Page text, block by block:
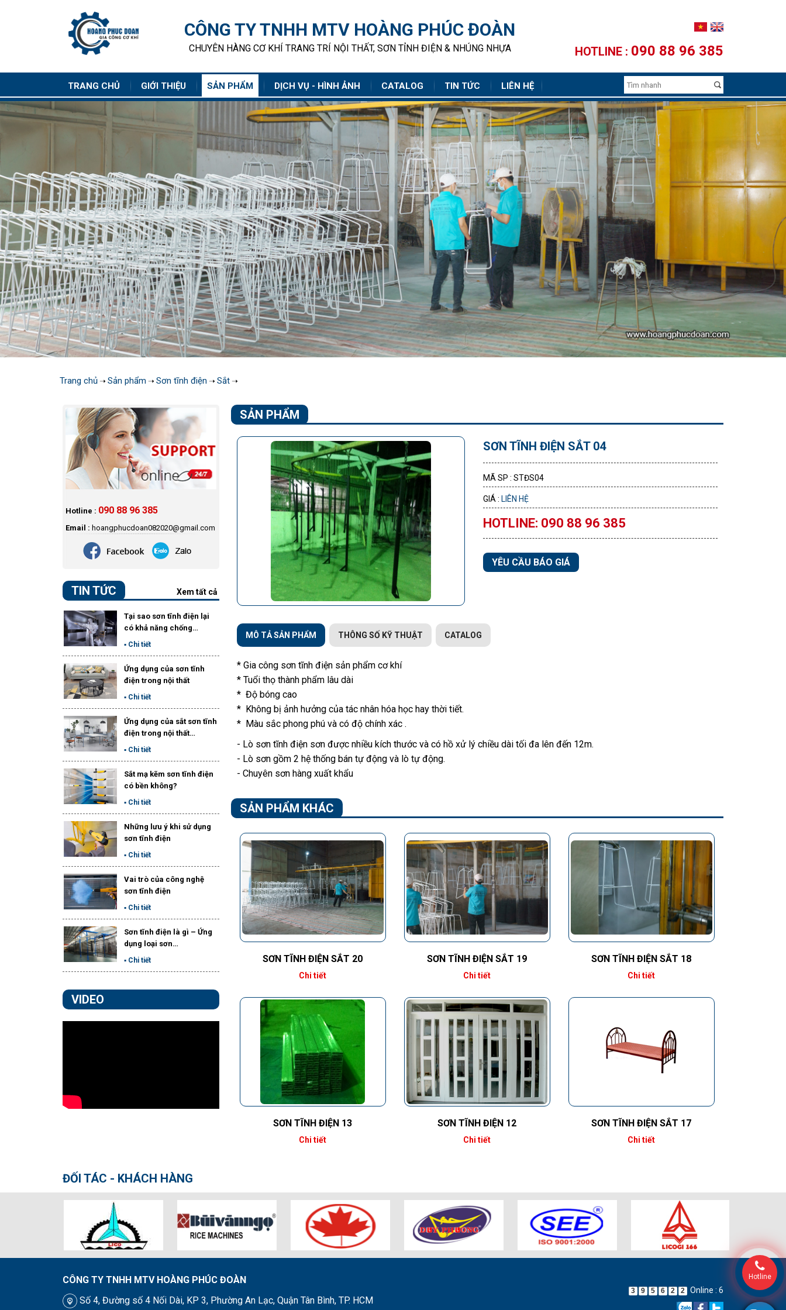
CÔNG TY TNHH MTV HOÀNG PHÚC ĐOÀN
CHUYÊN HÀNG CƠ KHÍ TRANG TRÍ NỘI THẤT, SƠN TỈNH ĐIỆN & NHÚNG NHỰA HOTLINE : 090 88 96 385
TRANG CHỦ GIỚI THIỆU SẢN PHẨM DỊCH VỤ - HÌNH ẢNH CATALOG TIN TỨC LIÊN HỆ
Trang chủ ➝ Sản phẩm ➝ Sơn tĩnh điện ➝ Sắt ➝
Hotline : 090 88 96 385
Email : hoangphucdoan082020@gmail.com
TIN TỨC Xem tất cả
Tại sao sơn tĩnh điện lại
có khả năng chống…
▪ Chi tiết
Ứng dụng của sơn tĩnh
điện trong nội thất
▪ Chi tiết
Ứng dụng của sắt sơn tĩnh
điện trong nội thất…
▪ Chi tiết
Sắt mạ kẽm sơn tĩnh điện
có bền không?
▪ Chi tiết
Những lưu ý khi sử dụng
sơn tĩnh điện
▪ Chi tiết
Vai trò của công nghệ
sơn tĩnh điện
▪ Chi tiết
Sơn tĩnh điện là gì – Ứng
dụng loại sơn…
▪ Chi tiết
VIDEO
SẢN PHẨM
SƠN TĨNH ĐIỆN SẮT 04
MÃ SP : STĐS04
GIÁ : LIÊN HỆ
HOTLINE: 090 88 96 385
YÊU CẦU BÁO GIÁ
MÔ TẢ SẢN PHẨM THÔNG SỐ KỸ THUẬT CATALOG
* Gia công sơn tĩnh điện sản phẩm cơ khí
* Tuổi thọ thành phẩm lâu dài
* Độ bóng cao
* Không bị ảnh hưởng của tác nhân hóa học hay thời tiết.
* Màu sắc phong phú và có độ chính xác .
- Lò sơn tĩnh điện sơn được nhiều kích thước và có hồ xử lý chiều dài tối đa lên đến 12m.
- Lò sơn gồm 2 hệ thống bán tự động và lò tự động.
- Chuyên sơn hàng xuất khẩu
SẢN PHẨM KHÁC
SƠN TĨNH ĐIỆN SẮT 20
Chi tiết
SƠN TĨNH ĐIỆN SẮT 19
Chi tiết
SƠN TĨNH ĐIỆN SẮT 18
Chi tiết
SƠN TĨNH ĐIỆN 13
Chi tiết
SƠN TĨNH ĐIỆN 12
Chi tiết
SƠN TĨNH ĐIỆN SẮT 17
Chi tiết
ĐỐI TÁC - KHÁCH HÀNG
CÔNG TY TNHH MTV HOÀNG PHÚC ĐOÀN
Số 4, Đường số 4 Nối Dài, KP 3, Phường An Lạc, Quận Tân Bình, TP. HCM
3 9 5 6 2 2 Online : 6
Hotline